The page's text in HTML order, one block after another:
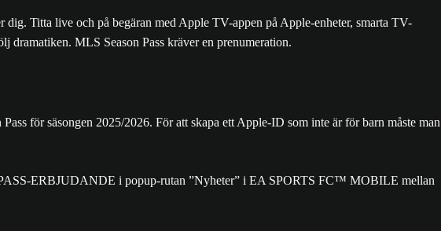
Titta live och på begäran med Apple TV-appen på Apple-enheter, smarta TV-
dramatiken. MLS Season Pass kräver en prenumeration.
för säsongen 2025/2026. För att skapa ett Apple-ID som inte är för barn måste man
ERBJUDANDE i popup-rutan ”Nyheter” i EA SPORTS FC™ MOBILE mellan